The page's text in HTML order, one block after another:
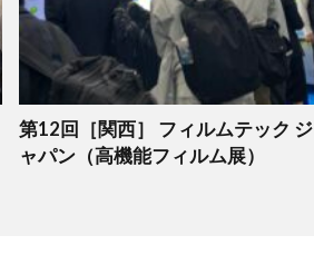
第12回［関西］ フィルムテック ジ
ャパン（高機能フィルム展）